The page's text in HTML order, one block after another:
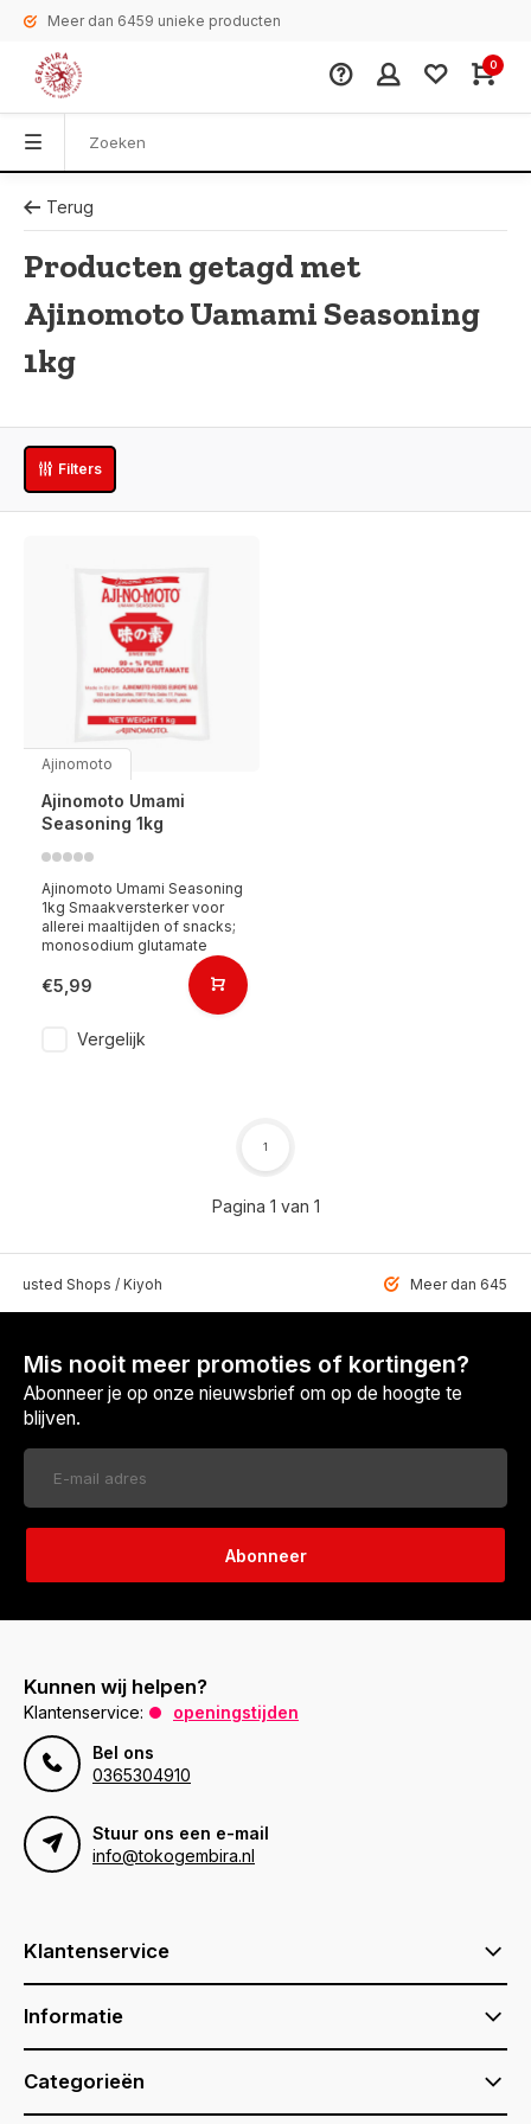
Meer dan 6459 unieke producten
0
Terug
Producten getagd met
Ajinomoto Uamami Seasoning
1kg
Filters
Ajinomoto
Ajinomoto Umami
Seasoning 1kg
Ajinomoto Umami Seasoning
1kg Smaakversterker voor
allerei maaltijden of snacks;
monosodium glutamate
€5,99
Vergelijk
Pagina 1 van 1
1
Shops / Kiyoh Meer dan 6459
Mis nooit meer promoties of kortingen?
Abonneer je op onze nieuwsbrief om op de hoogte te
blijven.
Abonneer
Kunnen wij helpen?
Klantenservice:
openingstijden
Bel ons
0365304910
Stuur ons een e-mail
info@tokogembira.nl
Klantenservice
Informatie
Categorieën